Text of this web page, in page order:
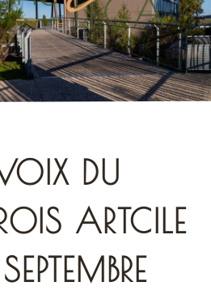
DU
ARTCILE